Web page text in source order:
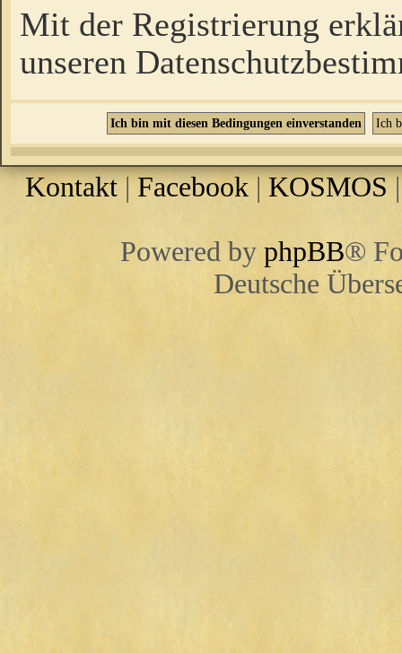
Mit der Registrierung
unseren
Kontakt |Facebook | KOSMOS
Powered by phpBB®
Deutsche